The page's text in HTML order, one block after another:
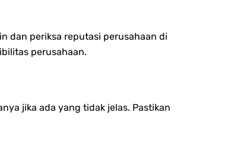
dan periksa reputasi perusahaan di
perusahaan.
jika ada yang tidak jelas. Pastikan